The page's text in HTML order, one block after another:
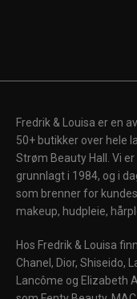
Fredrik & Louisa er en
50+ butikker over hele
Strøm Beauty Hall. Vi
grunnlagt i 1984, og i
som brenner for
makeup, hudpleie,
Hos Fredrik & Louisa
Chanel, Dior, Shiseido,
Lancôme og